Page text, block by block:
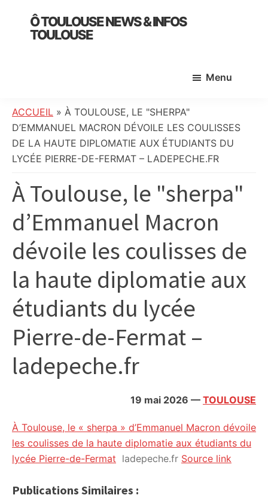
primary
Ô TOULOUSE NEWS & INFOS
TOULOUSE
:
info
locale,
société,
politique,
météo,
faits
et
citoyennes
Menu
ACCUEIL » À TOULOUSE, LE "SHERPA"
D’EMMANUEL MACRON DÉVOILE LES COULISSES
DE LA HAUTE DIPLOMATIE AUX ÉTUDIANTS DU
LYCÉE PIERRE-DE-FERMAT – LADEPECHE.FR
À Toulouse, le "sherpa"
d’Emmanuel Macron
dévoile les coulisses de
la haute diplomatie aux
étudiants du lycée
Pierre-de-Fermat –
ladepeche.fr
19 mai 2026 — TOULOUSE
À Toulouse, le « sherpa » d’Emmanuel Macron dévoile
les coulisses de la haute diplomatie aux étudiants du
lycée Pierre-de-Fermat ladepeche.fr Source link
Publications Similaires :